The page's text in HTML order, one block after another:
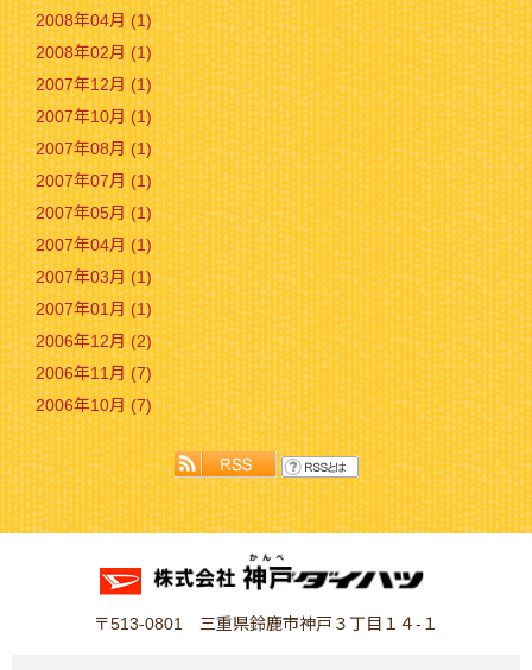
2008年04月 (1)
2008年02月 (1)
2007年12月 (1)
2007年10月 (1)
2007年08月 (1)
2007年07月 (1)
2007年05月 (1)
2007年04月 (1)
2007年03月 (1)
2007年01月 (1)
2006年12月 (2)
2006年11月 (7)
2006年10月 (7)
〒513-0801 三重県鈴鹿市神戸３丁目１４-１